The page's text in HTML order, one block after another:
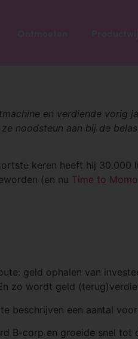
en verdiende vorig
noodsteun aan bij de
keren heeft hij 30.000
(en nu Time to Momo
geld ophalen van
zo wordt geld
beschrijven een aantal
B-corp en groeide snel tot